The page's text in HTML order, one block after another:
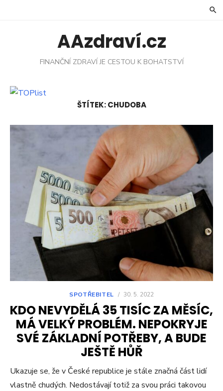
AAzdraví.cz
FINANČNÍ ZDRAVÍ JE CESTOU K BOHATSTVÍ
ŠTÍTEK:CHUDOBA
SPOTŘEBITEL / 30. 5. 2022
KDO NEVYDĚLÁ 35 TISÍC ZA MĚSÍC,
MÁ VELKÝ PROBLÉM. NEPOKRYJE
SVÉ ZÁKLADNÍ POTŘEBY, A BUDE
JEŠTĚ HŮŘ
Ukazuje se, že v České republice je stále značná část lidí
vlastně chudých. Nedostávají totiž za svou práci takovou